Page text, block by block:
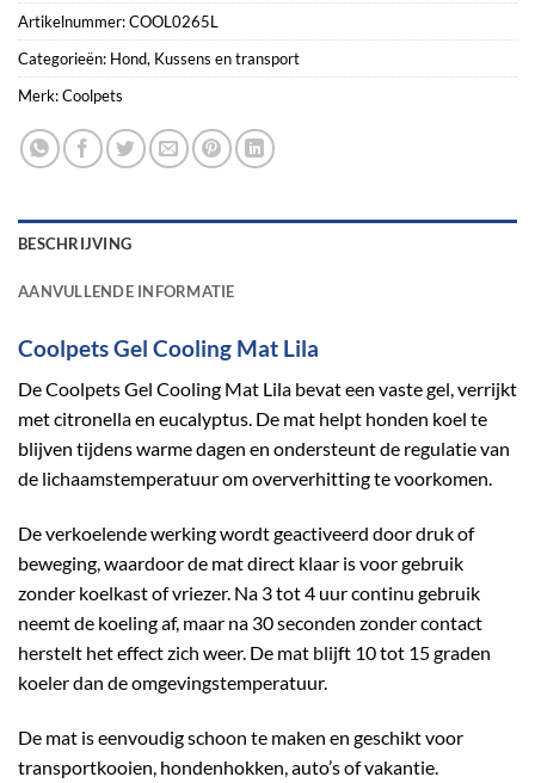
Artikelnummer:COOL0265L
Categorieën: Hond, Kussens en transport
Merk:Coolpets
BESCHRIJVING
AANVULLENDE INFORMATIE
Coolpets Gel Cooling Mat Lila
De Coolpets Gel Cooling Mat Lila bevat een vaste gel, verrijkt
met citronella en eucalyptus. De mat helpt honden koel te
blijven tijdens warme dagen en ondersteunt de regulatie van
de lichaamstemperatuur om oververhitting te voorkomen.
De verkoelende werking wordt geactiveerd door druk of
beweging, waardoor de mat direct klaar is voor gebruik
zonder koelkast of vriezer. Na 3 tot 4 uur continu gebruik
neemt de koeling af, maar na 30 seconden zonder contact
herstelt het effect zich weer. De mat blijft 10 tot 15 graden
koeler dan de omgevingstemperatuur.
De mat is eenvoudig schoon te maken en geschikt voor
transportkooien, hondenhokken, auto’s of vakantie.